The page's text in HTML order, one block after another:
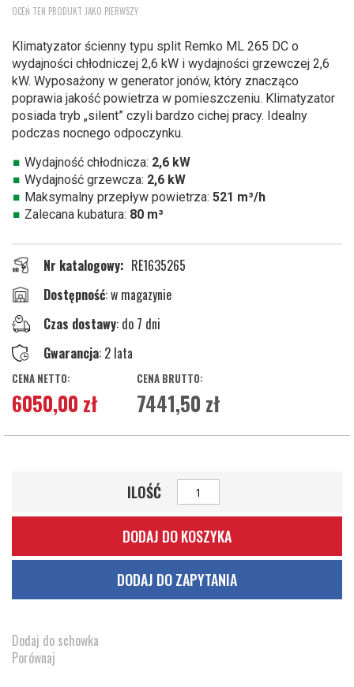
na
galerii
OCEŃ TEN PRODUKT JAKO PIERWSZY
Klimatyzator ścienny typu split Remko ML 265 DC o
wydajności chłodniczej 2,6 kW i wydajności grzewczej 2,6
kW. Wyposażony w generator jonów, który znacząco
poprawia jakość powietrza w pomieszczeniu. Klimatyzator
posiada tryb „silent” czyli bardzo cichej pracy. Idealny
podczas nocnego odpoczynku.
Wydajność chłodnicza: 2,6 kW
Wydajność grzewcza: 2,6 kW
Maksymalny przepływ powietrza: 521 m³/h
Zalecana kubatura: 80 m³
Nr katalogowy
RE1635265
w magazynie
Czas dostawy: do 7 dni
Gwarancja: 2 lata
7441,50 zł
6050,00 zł
ILOŚĆ
DODAJ DO KOSZYKA
DODAJ DO ZAPYTANIA
Dodaj do schowka
Porównaj